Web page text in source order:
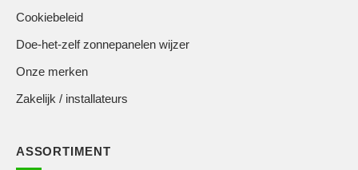
Cookiebeleid
Doe-het-zelf zonnepanelen wijzer
Onze merken
Zakelijk / installateurs
ASSORTIMENT